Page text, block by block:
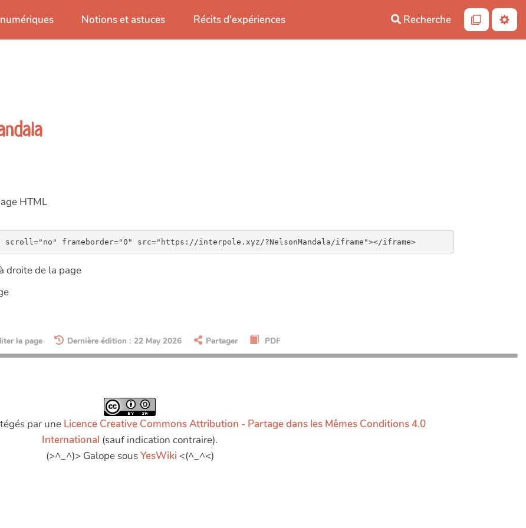
Notions et astuces Récits d'expériences Recherche
HTML
<iframe class="auto-resize" width="100%" scroll="no" frameborder="0" src="https://interpole.xyz/?NelsonMandala/iframe"></iframe>
droite de la page
la page Dernière édition : 22 May 2026 Partager PDF
par une Licence Creative Commons Attribution - Partage dans les Mêmes Conditions 4.0
International (sauf indication contraire).
(>^_^)> Galope sousYesWiki <(^_^<)